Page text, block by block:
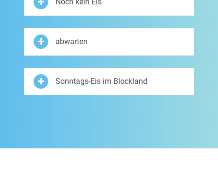
abwarten
Sonntags-Eis im Blockland